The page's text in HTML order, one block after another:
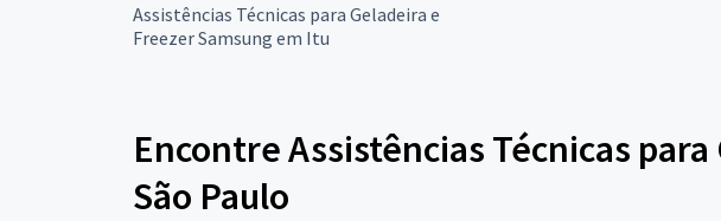
Assistências Técnicas para Geladeira e
Freezer Samsung em Itu
Encontre Assistências Técnicas
São Paulo